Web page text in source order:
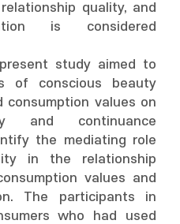
quality, and
is considered
study aimed to
of conscious beauty
consumption values on
and continuance
the mediating role
in the relationship
values and
The participants in
who had used